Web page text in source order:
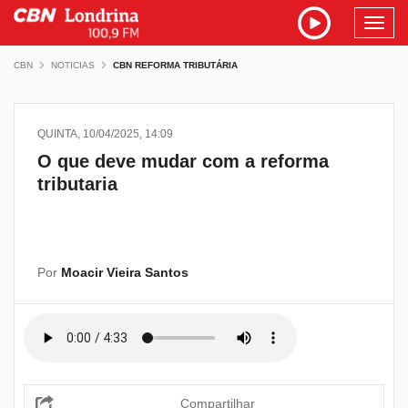
CBN NOTICIAS CBN REFORMA TRIBUTÁRIA
QUINTA, 10/04/2025, 14:09
O que deve mudar com a reforma
tributaria
Por Moacir Vieira Santos
Compartilhar